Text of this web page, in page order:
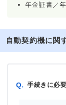
年金証書／
自動契約機に関
Q. 手続きに必